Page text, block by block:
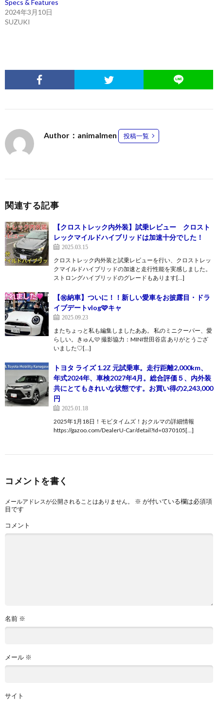
Specs & Features
2024年3月10日
SUZUKI
Author：animalmen 投稿一覧
関連する記事
【クロストレック内外装】試乗レビュー クロスト
レックマイルドハイブリッドは加速十分でした！
2025.03.15
クロストレック内外装と試乗レビューを行い、クロストレッ
クマイルドハイブリッドの加速と走行性能を実感しました。
ストロングハイブリッドのグレードもあります[…]
【㊗️納車】ついに！！新しい愛車をお披露目・ドラ
イブデートvlog🩷キャ
2025.09.23
またちょっと私も編集しましたああ。 私のミニクーパー、愛
らしい。きゅん🩷 撮影協力：MINI世田谷店 ありがとうござ
いました♡[…]
トヨタ ライズ 1.2Z 元試乗車。走行距離2,000km、
年式2024年、車検2027年4月。総合評価５、内外装
共にとてもきれいな状態です。お買い得の2,243,000
円
2025.01.18
2025年1月18日！モビタイムズ！おクルマの詳細情報
https://gazoo.com/DealerU-Car/detail?Id=0370105[…]
コメントを書く
メールアドレスが公開されることはありません。 ※ が付いている欄は必須項
目です
コメント
名前 ※
メール ※
サイト